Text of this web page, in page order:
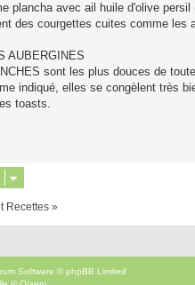
plancha avec ail huile d'olive
des courgettes cuites comme les
AUBERGINES
sont les plus douces de
indiqué, elles se congèlent très
toasts.
Recettes »
Software © phpBB Limited